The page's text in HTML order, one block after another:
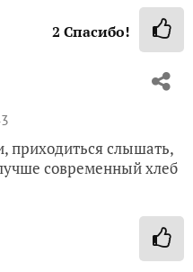
2 Спасибо!
приходиться слышать,
современный хлеб